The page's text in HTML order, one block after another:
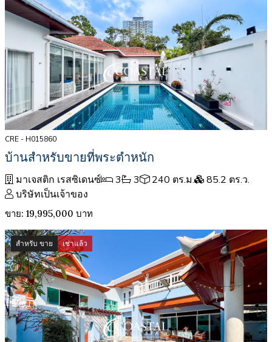
CRE - H015860
บ้านสำหรับขายที่พระตำหนัก
มาเจสติก เรสซิเดนซ์ 3 3 240 ตร.ม.
85.2 ตร.ว.
บริษัทเป็นเจ้าของ
ขาย: 19,995,000 บาท
สำหรับ ขาย เช่าแล้ว